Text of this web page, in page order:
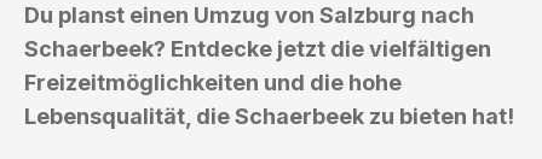
Du planst einen Umzug von Salzburg nach
Schaerbeek? Entdecke jetzt die vielfältigen
Freizeitmöglichkeiten und die hohe
Lebensqualität, die Schaerbeek zu bieten hat!